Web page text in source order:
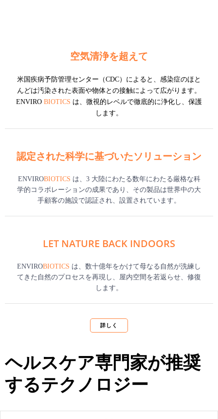
空気清浄を超えて
米国疾病予防管理センター（CDC）によると、感染症のほと
んどは汚染された表面や物体との接触によって広がります。
ENVIRO BIOTICS は、微視的レベルで徹底的に浄化し、保護
します。
認定された科学に基づいたソリューション
ENVIROBIOTICS は、3 大陸にわたる数年にわたる厳格な科
学的コラボレーションの成果であり、その製品は世界中の大
手顧客の施設で認証され、設置されています。
LET NATURE BACK INDOORS
ENVIROBIOTICS は、数十億年をかけて母なる自然が洗練し
てきた自然のプロセスを再現し、屋内空間を若返らせ、修復
します。
詳しく
ヘルスケア専門家が推奨
するテクノロジー